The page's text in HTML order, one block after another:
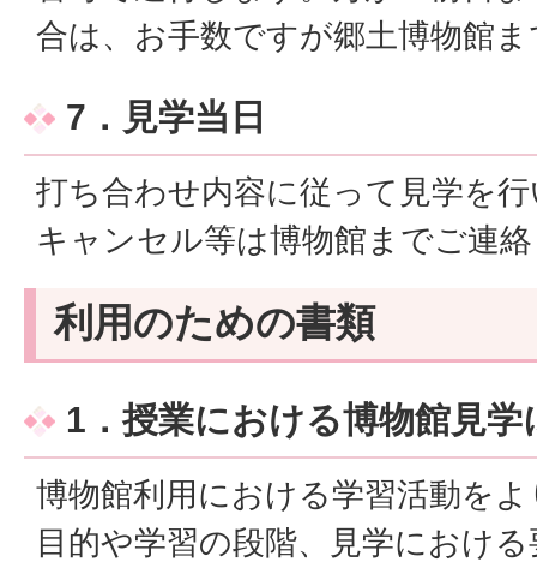
合は、お手数ですが郷土博物館
7．見学当日
打ち合わせ内容に従って見学を
キャンセル等は博物館までご連
利用のための書類
1．授業における博物館見
博物館利用における学習活動を
目的や学習の段階、見学におけ